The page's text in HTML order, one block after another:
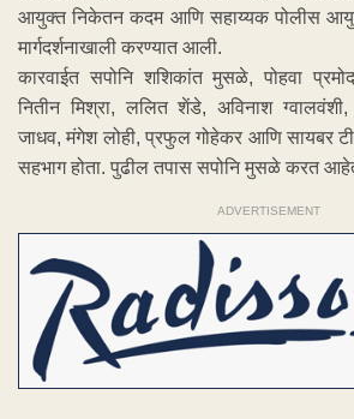
आयुक्त निकेतन कदम आणि सहाय्यक पोलीस
मार्गदर्शनाखाली करण्यात आली.
कारवाईत सपोनि शशिकांत मुसळे, पोहवा
नितीन मिश्रा, ललित शेंडे, अविनाश
जाधव, मंगेश लोही, प्रफुल गोहेकर आणि सायबर
सहभाग होता. पुढील तपास सपोनि मुसळे करत
ADVERTISEMENT